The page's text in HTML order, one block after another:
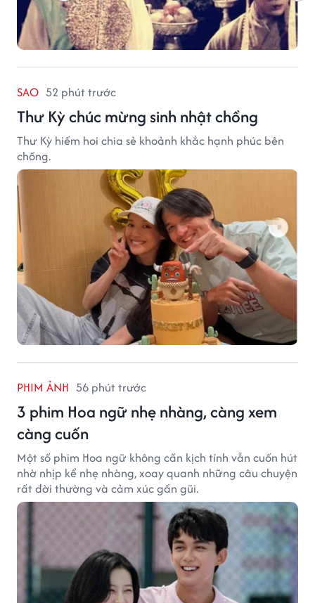
SAO 52 phút trước
Thư Kỳ chúc mừng sinh nhật chồng
Thư Kỳ hiếm hoi chia sẻ khoảnh khắc hạnh phúc bên
chồng.
PHIM ẢNH 56 phút trước
3 phim Hoa ngữ nhẹ nhàng, càng xem
càng cuốn
Một số phim Hoa ngữ không cần kịch tính vẫn cuốn hút
nhờ nhịp kể nhẹ nhàng, xoay quanh những câu chuyện
rất đời thường và cảm xúc gần gũi.